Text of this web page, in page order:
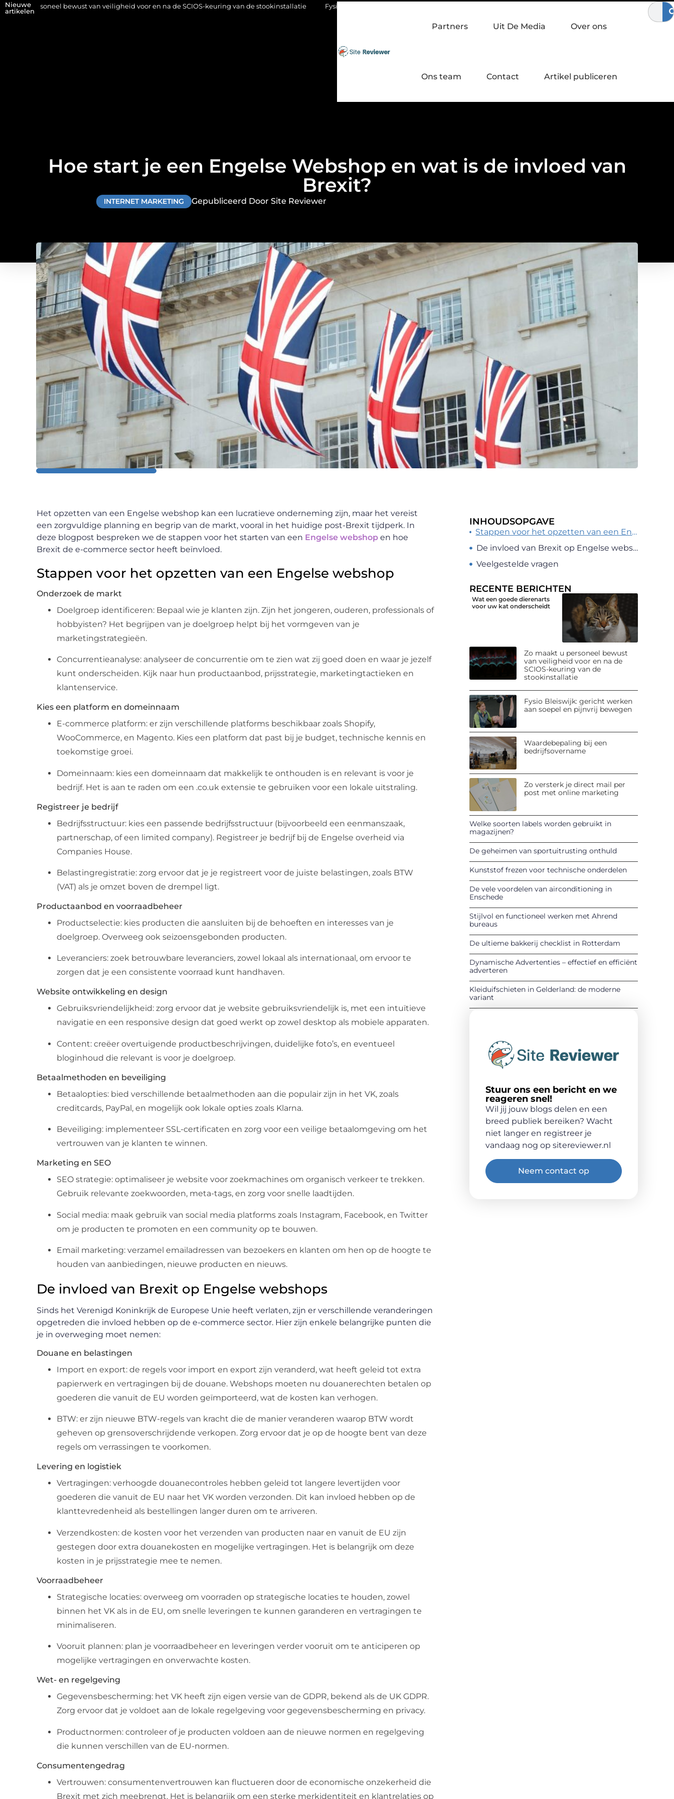
Nieuwe
artikelen
bewust van veiligheid voor en na de SCIOS-keuring van de stookinstallatie Fysio Bleiswijk: gericht werken aan soepel en pijnvrij bewegen Zo
Partners Uit De Media Over ons
Ons team Contact Artikel publiceren
Hoe start je een Engelse Webshop en wat is de invloed van
Brexit?
INTERNET MARKETING Gepubliceerd Door Site Reviewer
Het opzetten van een Engelse webshop kan een lucratieve onderneming zijn, maar het vereist
een zorgvuldige planning en begrip van de markt, vooral in het huidige post-Brexit tijdperk. In
deze blogpost bespreken we de stappen voor het starten van een Engelse webshop en hoe
Brexit de e-commerce sector heeft beïnvloed.
Stappen voor het opzetten van een Engelse webshop
Onderzoek de markt
Doelgroep identificeren: Bepaal wie je klanten zijn. Zijn het jongeren, ouderen, professionals of
hobbyisten? Het begrijpen van je doelgroep helpt bij het vormgeven van je
marketingstrategieën.
Concurrentieanalyse: analyseer de concurrentie om te zien wat zij goed doen en waar je jezelf
kunt onderscheiden. Kijk naar hun productaanbod, prijsstrategie, marketingtactieken en
klantenservice.
Kies een platform en domeinnaam
E-commerce platform: er zijn verschillende platforms beschikbaar zoals Shopify,
WooCommerce, en Magento. Kies een platform dat past bij je budget, technische kennis en
toekomstige groei.
Domeinnaam: kies een domeinnaam dat makkelijk te onthouden is en relevant is voor je
bedrijf. Het is aan te raden om een .co.uk extensie te gebruiken voor een lokale uitstraling.
Registreer je bedrijf
Bedrijfsstructuur: kies een passende bedrijfsstructuur (bijvoorbeeld een eenmanszaak,
partnerschap, of een limited company). Registreer je bedrijf bij de Engelse overheid via
Companies House.
Belastingregistratie: zorg ervoor dat je je registreert voor de juiste belastingen, zoals BTW
(VAT) als je omzet boven de drempel ligt.
Productaanbod en voorraadbeheer
Productselectie: kies producten die aansluiten bij de behoeften en interesses van je
doelgroep. Overweeg ook seizoensgebonden producten.
Leveranciers: zoek betrouwbare leveranciers, zowel lokaal als internationaal, om ervoor te
zorgen dat je een consistente voorraad kunt handhaven.
Website ontwikkeling en design
Gebruiksvriendelijkheid: zorg ervoor dat je website gebruiksvriendelijk is, met een intuïtieve
navigatie en een responsive design dat goed werkt op zowel desktop als mobiele apparaten.
Content: creëer overtuigende productbeschrijvingen, duidelijke foto’s, en eventueel
bloginhoud die relevant is voor je doelgroep.
Betaalmethoden en beveiliging
Betaalopties: bied verschillende betaalmethoden aan die populair zijn in het VK, zoals
creditcards, PayPal, en mogelijk ook lokale opties zoals Klarna.
Beveiliging: implementeer SSL-certificaten en zorg voor een veilige betaalomgeving om het
vertrouwen van je klanten te winnen.
Marketing en SEO
SEO strategie: optimaliseer je website voor zoekmachines om organisch verkeer te trekken.
Gebruik relevante zoekwoorden, meta-tags, en zorg voor snelle laadtijden.
Social media: maak gebruik van social media platforms zoals Instagram, Facebook, en Twitter
om je producten te promoten en een community op te bouwen.
Email marketing: verzamel emailadressen van bezoekers en klanten om hen op de hoogte te
houden van aanbiedingen, nieuwe producten en nieuws.
De invloed van Brexit op Engelse webshops
Sinds het Verenigd Koninkrijk de Europese Unie heeft verlaten, zijn er verschillende veranderingen
opgetreden die invloed hebben op de e-commerce sector. Hier zijn enkele belangrijke punten die
je in overweging moet nemen:
Douane en belastingen
Import en export: de regels voor import en export zijn veranderd, wat heeft geleid tot extra
papierwerk en vertragingen bij de douane. Webshops moeten nu douanerechten betalen op
goederen die vanuit de EU worden geïmporteerd, wat de kosten kan verhogen.
BTW: er zijn nieuwe BTW-regels van kracht die de manier veranderen waarop BTW wordt
geheven op grensoverschrijdende verkopen. Zorg ervoor dat je op de hoogte bent van deze
regels om verrassingen te voorkomen.
Levering en logistiek
Vertragingen: verhoogde douanecontroles hebben geleid tot langere levertijden voor
goederen die vanuit de EU naar het VK worden verzonden. Dit kan invloed hebben op de
klanttevredenheid als bestellingen langer duren om te arriveren.
Verzendkosten: de kosten voor het verzenden van producten naar en vanuit de EU zijn
gestegen door extra douanekosten en mogelijke vertragingen. Het is belangrijk om deze
kosten in je prijsstrategie mee te nemen.
Voorraadbeheer
Strategische locaties: overweeg om voorraden op strategische locaties te houden, zowel
binnen het VK als in de EU, om snelle leveringen te kunnen garanderen en vertragingen te
minimaliseren.
Vooruit plannen: plan je voorraadbeheer en leveringen verder vooruit om te anticiperen op
mogelijke vertragingen en onverwachte kosten.
Wet- en regelgeving
Gegevensbescherming: het VK heeft zijn eigen versie van de GDPR, bekend als de UK GDPR.
Zorg ervoor dat je voldoet aan de lokale regelgeving voor gegevensbescherming en privacy.
Productnormen: controleer of je producten voldoen aan de nieuwe normen en regelgeving
die kunnen verschillen van de EU-normen.
Consumentengedrag
Vertrouwen: consumentenvertrouwen kan fluctueren door de economische onzekerheid die
Brexit met zich meebrengt. Het is belangrijk om een sterke merkidentiteit en klantrelaties op
INHOUDSOPGAVE
Stappen voor het opzetten van een Engelse webshop
De invloed van Brexit op Engelse webshops
Veelgestelde vragen
RECENTE BERICHTEN
Wat een goede dierenarts
voor uw kat onderscheidt
Zo maakt u personeel bewust
van veiligheid voor en na de
SCIOS-keuring van de
stookinstallatie
Fysio Bleiswijk: gericht werken
aan soepel en pijnvrij bewegen
Waardebepaling bij een
bedrijfsovername
Zo versterk je direct mail per
post met online marketing
Welke soorten labels worden gebruikt in
magazijnen?
De geheimen van sportuitrusting onthuld
Kunststof frezen voor technische onderdelen
De vele voordelen van airconditioning in
Enschede
Stijlvol en functioneel werken met Ahrend
bureaus
De ultieme bakkerij checklist in Rotterdam
Dynamische Advertenties – effectief en efficiënt
adverteren
Kleiduifschieten in Gelderland: de moderne
variant
Stuur ons een bericht en we
reageren snel!
Wil jij jouw blogs delen en een
breed publiek bereiken? Wacht
niet langer en registreer je
vandaag nog op sitereviewer.nl
Neem contact op